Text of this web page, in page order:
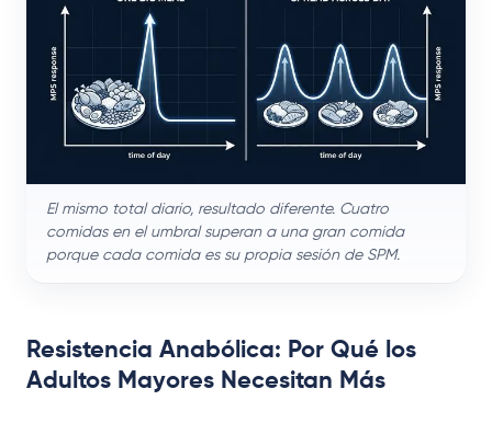
El mismo total diario, resultado diferente. Cuatro
comidas en el umbral superan a una gran comida
porque cada comida es su propia sesión de SPM.
Resistencia Anabólica: Por Qué los
Adultos Mayores Necesitan Más